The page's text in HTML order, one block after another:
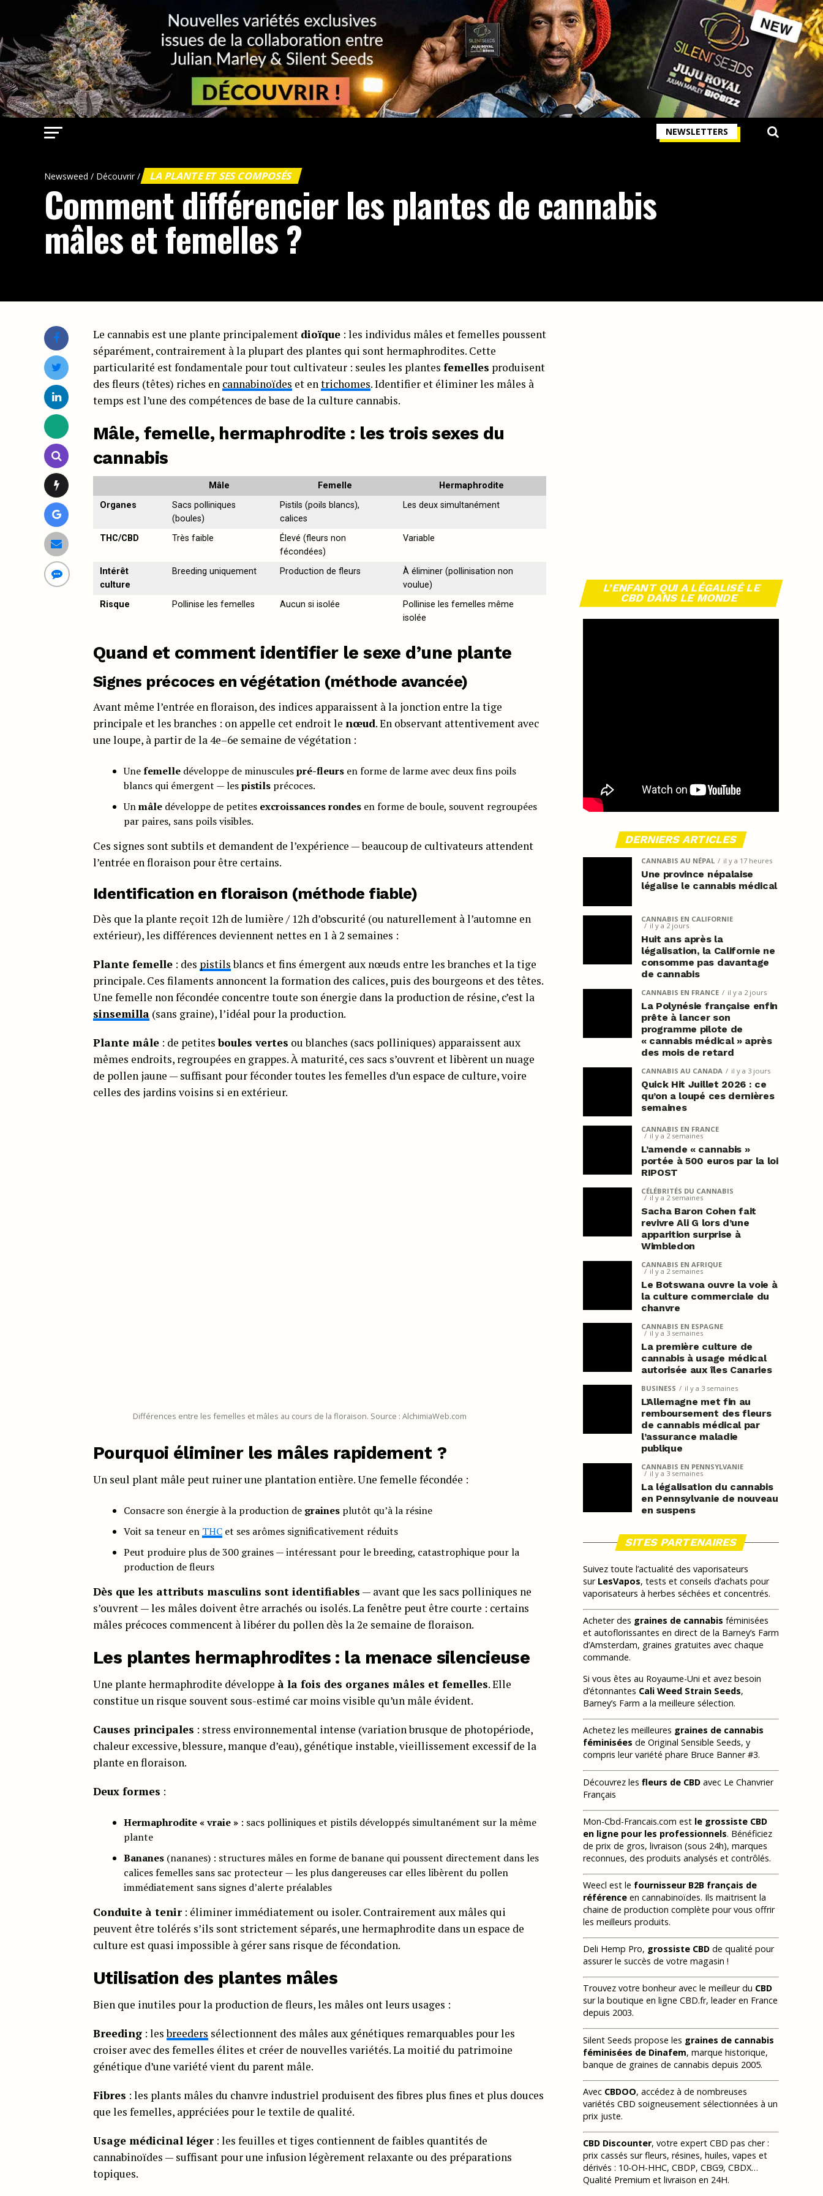
NEWSLETTERS
Newsweed / Découvrir / LA PLANTE ET SES COMPOSÉS
Comment différencier les plantes de cannabis
mâles et femelles ?
Le cannabis est une plante principalement dioïque : les individus mâles et femelles poussent
séparément, contrairement à la plupart des plantes qui sont hermaphrodites. Cette
particularité est fondamentale pour tout cultivateur : seules les plantes femelles produisent
des fleurs (têtes) riches en cannabinoïdes et entrichomes. Identifier et éliminer les mâles à
temps est l’une des compétences de base de la culture cannabis.
Mâle, femelle, hermaphrodite : les trois sexes du
cannabis
Mâle Femelle
Hermaphrodite
Organes
Sacs polliniques
(boules)
Pistils (poils blancs),
calices
Les deux simultanément
THC/CBD Très faible
Élevé (fleurs non
fécondées)
Variable
Intérêt
culture
Breeding uniquement Production de fleurs
À éliminer (pollinisation non
voulue)
Risque
Pollinise les femelles Aucun si isolée
Pollinise les femelles même
isolée
Quand et comment identifier le sexe d’une plante
Signes précoces en végétation (méthode avancée)
Avant même l’entrée en floraison, des indices apparaissent à la jonction entre la tige
principale et les branches : on appelle cet endroit le nœud. En observant attentivement avec
une loupe, à partir de la 4e–6e semaine de végétation :
Unefemelle développe de minusculespré-fleurs en forme de larme avec deux fins poils
blancs qui émergent — lespistils précoces.
Unmâle développe de petites excroissances rondes en forme de boule, souvent regroupées
par paires, sans poils visibles.
Ces signes sont subtils et demandent de l’expérience — beaucoup de cultivateurs attendent
l’entrée en floraison pour être certains.
Identification en floraison (méthode fiable)
Dès que la plante reçoit 12h de lumière / 12h d’obscurité (ou naturellement à l’automne en
extérieur), les différences deviennent nettes en 1 à 2 semaines :
Plante femelle : des pistilsblancs et fins émergent aux nœuds entre les branches et la tige
principale. Ces filaments annoncent la formation des calices, puis des bourgeons et des têtes.
Une femelle non fécondée concentre toute son énergie dans la production de résine, c’est la
sinsemilla (sans graine), l’idéal pour la production.
Plante mâle : de petitesboules vertes ou blanches (sacs polliniques) apparaissent aux
mêmes endroits, regroupées en grappes. À maturité, ces sacs s’ouvrent et libèrent un nuage
de pollen jaune — suffisant pour féconder toutes les femelles d’un espace de culture, voire
celles des jardins voisins si en extérieur.
Différences entre les femelles et mâles au cours de la floraison. Source : AlchimiaWeb.com
Pourquoi éliminer les mâles rapidement ?
Un seul plant mâle peut ruiner une plantation entière. Une femelle fécondée :
Consacre son énergie à la production de graines plutôt qu’à la résine
Voit sa teneur en THC et ses arômes significativement réduits
Peut produire plus de 300 graines — intéressant pour le breeding, catastrophique pour la
production de fleurs
Dès que les attributs masculins sont identifiables — avant que les sacs polliniques ne
s’ouvrent — les mâles doivent être arrachés ou isolés. La fenêtre peut être courte : certains
mâles précoces commencent à libérer du pollen dès la 2e semaine de floraison.
Les plantes hermaphrodites : la menace silencieuse
Une plante hermaphrodite développe à la fois des organes mâles et femelles. Elle
constitue un risque souvent sous-estimé car moins visible qu’un mâle évident.
Causes principales : stress environnemental intense (variation brusque de photopériode,
chaleur excessive, blessure, manque d’eau), génétique instable, vieillissement excessif de la
plante en floraison.
Deux formes :
Hermaphrodite « vraie » : sacs polliniques et pistils développés simultanément sur la même
plante
Bananes (nananes) : structures mâles en forme de banane qui poussent directement dans les
calices femelles sans sac protecteur — les plus dangereuses car elles libèrent du pollen
immédiatement sans signes d’alerte préalables
Conduite à tenir: éliminer immédiatement ou isoler. Contrairement aux mâles qui
peuvent être tolérés s’ils sont strictement séparés, une hermaphrodite dans un espace de
culture est quasi impossible à gérer sans risque de fécondation.
Utilisation des plantes mâles
Bien que inutiles pour la production de fleurs, les mâles ont leurs usages :
Breeding : lesbreeders sélectionnent des mâles aux génétiques remarquables pour les
croiser avec des femelles élites et créer de nouvelles variétés. La moitié du patrimoine
génétique d’une variété vient du parent mâle.
Fibres : les plants mâles du chanvre industriel produisent des fibres plus fines et plus douces
que les femelles, appréciées pour le textile de qualité.
Usage médicinal léger: les feuilles et tiges contiennent de faibles quantités de
cannabinoïdes — suffisant pour une infusion légèrement relaxante ou des préparations
topiques.
L’ENFANT QUI A LÉGALISÉ LE
CBD DANS LE MONDE
DERNIERS ARTICLES
CANNABIS AU NÉPAL il y a 17 heures
Une province népalaise
légalise le cannabis médical
CANNABIS EN CALIFORNIE
il y a 2 jours
Huit ans après la
légalisation, la Californie ne
consomme pas davantage
de cannabis
CANNABIS EN FRANCE il y a 2 jours
La Polynésie française enfin
prête à lancer son
programme pilote de
« cannabis médical » après
des mois de retard
CANNABIS AU CANADA il y a 3 jours
Quick Hit Juillet 2026 : ce
qu’on a loupé ces dernières
semaines
CANNABIS EN FRANCE
il y a 2 semaines
L’amende « cannabis »
portée à 500 euros par la loi
RIPOST
CÉLÉBRITÉS DU CANNABIS
il y a 2 semaines
Sacha Baron Cohen fait
revivre Ali G lors d’une
apparition surprise à
Wimbledon
CANNABIS EN AFRIQUE
il y a 2 semaines
Le Botswana ouvre la voie à
la culture commerciale du
chanvre
CANNABIS EN ESPAGNE
il y a 3 semaines
La première culture de
cannabis à usage médical
autorisée aux îles Canaries
BUSINESS il y a 3 semaines
L’Allemagne met fin au
remboursement des fleurs
de cannabis médical par
l’assurance maladie
publique
CANNABIS EN PENNSYLVANIE
il y a 3 semaines
La légalisation du cannabis
en Pennsylvanie de nouveau
en suspens
SITES PARTENAIRES
Suivez toute l’actualité des vaporisateurs
sur LesVapos, tests et conseils d’achats pour
vaporisateurs à herbes séchées et concentrés.
Acheter des graines de cannabis féminisées
et autoflorissantes en direct de la Barney’s Farm
d’Amsterdam, graines gratuites avec chaque
commande.
Si vous êtes au Royaume-Uni et avez besoin
d’étonnantes Cali Weed Strain Seeds,
Barney’s Farm a la meilleure sélection.
Achetez les meilleures graines de cannabis
féminisées de Original Sensible Seeds, y
compris leur variété phare Bruce Banner #3.
Découvrez les fleurs de CBD avec Le Chanvrier
Français
Mon-Cbd-Francais.com est le grossiste CBD
en ligne pour les professionnels. Bénéficiez
de prix de gros, livraison (sous 24h), marques
reconnues, des produits analysés et contrôlés.
Weecl est le fournisseur B2B français de
référence en cannabinoïdes. Ils maitrisent la
chaine de production complète pour vous offrir
les meilleurs produits.
Deli Hemp Pro, grossiste CBD de qualité pour
assurer le succès de votre magasin !
Trouvez votre bonheur avec le meilleur du CBD
sur la boutique en ligne CBD.fr, leader en France
depuis 2003.
Silent Seeds propose les graines de cannabis
féminisées de Dinafem, marque historique,
banque de graines de cannabis depuis 2005.
Avec CBDOO, accédez à de nombreuses
variétés CBD soigneusement sélectionnées à un
prix juste.
CBD Discounter, votre expert CBD pas cher :
prix cassés sur fleurs, résines, huiles, vapes et
dérivés : 10-OH-HHC, CBDP, CBG9, CBDX…
Qualité Premium et livraison en 24H.